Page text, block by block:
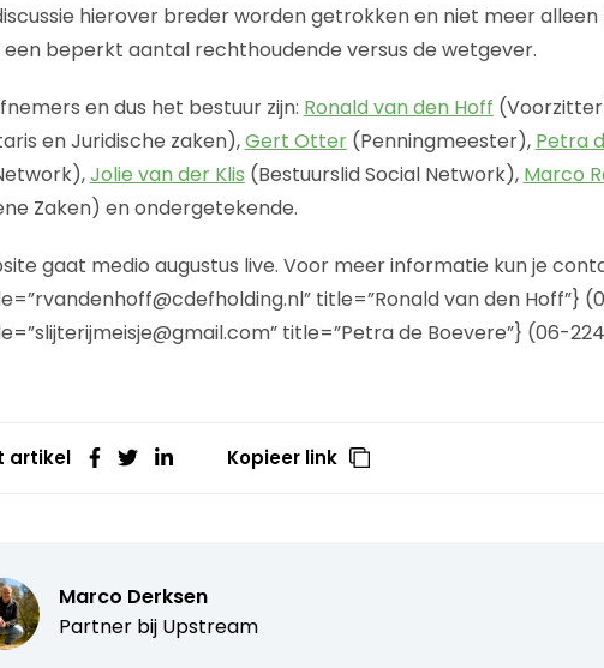
hierover breder worden getrokken en niet meer
beperkt aantal rechthoudende versus de wetgever.
en dus het bestuur zijn: Ronald van den Hoff
en Juridische zaken),Gert Otter(Penningmeester), Petra
Jolie van der Klis (Bestuurslid Social Network), Marco
Zaken) en ondergetekende.
gaat medio augustus live. Voor meer informatie kun je
title=”Ronald van den Hoff”}
title=”Petra de Boevere”} (06-
artikel Kopieer link
Marco Derksen
Partner bij Upstream